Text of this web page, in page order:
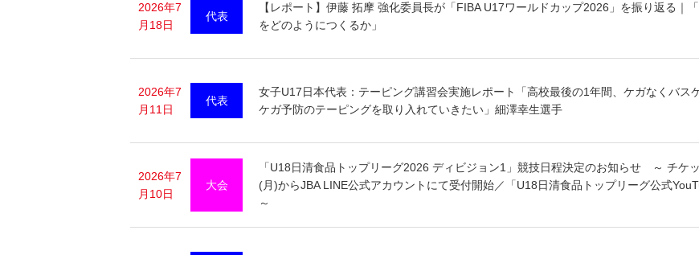
2026年7
月18日
代表
【レポート】伊藤 拓摩 強化委員長が「FIBA U17ワールドカップ2026」を振り返る｜
をどのようにつくるか」
2026年7
月11日
代表
女子U17日本代表：テーピング講習会実施レポート「高校最後の1年間、ケガなくバス
ケガ予防のテーピングを取り入れていきたい」細澤幸生選手
2026年7
月10日
大会
「U18日清食品トップリーグ2026 ディビジョン1」競技日程決定のお知らせ ～ チケ
(月)からJBA LINE公式アカウントにて受付開始／「U18日清食品トップリーグ公式
～